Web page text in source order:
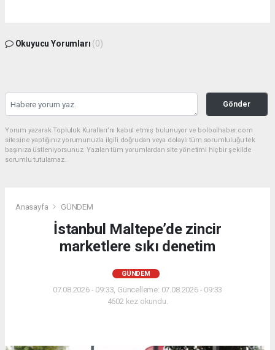
Okuyucu Yorumları (0)
Gönder
Yorum yazarak Topluluk Kuralları’nı kabul etmiş bulunuyor ve bolbolhaber.com
sitesine yaptığınız yorumunuzla ilgili doğrudan veya dolaylı tüm sorumluluğu tek
başınıza üstleniyorsunuz. Yazılan tüm yorumlardan site yönetimi hiçbir şekilde
sorumlu tutulamaz.
Anasayfa GÜNDEM
İstanbul Maltepe’de zincir
marketlere sıkı denetim
GÜNDEM
07.08.2026 - 09:33, Güncelleme: 07.08.2026 - 09:33
4602 kez okundu.